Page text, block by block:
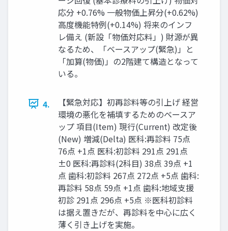
応分 +0.76% 一般物価上昇分(+0.62%)
高度機能特例(+0.14%) 将来のインフ
レ備え (新設「物価対応料」) 財源が異
なるため、「ベースアップ(緊急)」と
「加算(物価)」の2階建て構造となって
いる。
4.
【緊急対応】初再診料等の引上げ 経営
環境の悪化を補填するためのベースア
ップ 項目(Item) 現行(Current) 改定後
(New) 増減(Delta) 医科:再診料 75点
76点 +1点 医科:初診料 291点 291点
±0 医科:再診料(2科目) 38点 39点 +1
点 歯科:初診料 267点 272点 +5点 歯科:
再診料 58点 59点 +1点 歯科:地域支援
初診 291点 296点 +5点 ※医科初診料
は据え置きだが、再診料を中心に広く
薄く引き上げを実施。